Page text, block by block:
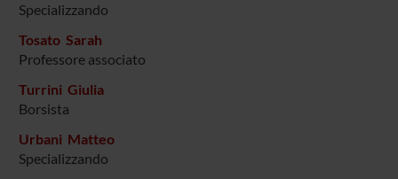
Specializzando
Tosato Sarah
Professore associato
Turrini Giulia
Borsista
Urbani Matteo
Specializzando